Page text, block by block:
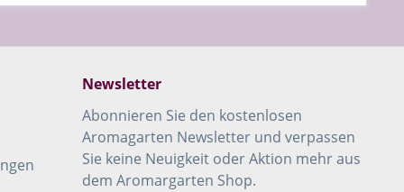
Newsletter
Abonnieren Sie den kostenlosen
Aromagarten Newsletter und verpassen
Sie keine Neuigkeit oder Aktion mehr aus
dem Aromargarten Shop.